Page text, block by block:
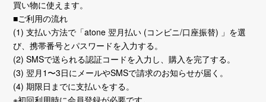
買い物に使えます。
■ご利用の流れ
(1) 支払い方法で「atone 翌月払い (コンビニ/口座振替) 」を選
び、携帯番号とパスワードを入力する。
(2) SMSで送られる認証コードを入力し、購入を完了する。
(3) 翌月1〜3日にメールやSMSで請求のお知らせが届く。
(4) 期限日までに支払いをする。
※初回利用時に会員登録が必要です。